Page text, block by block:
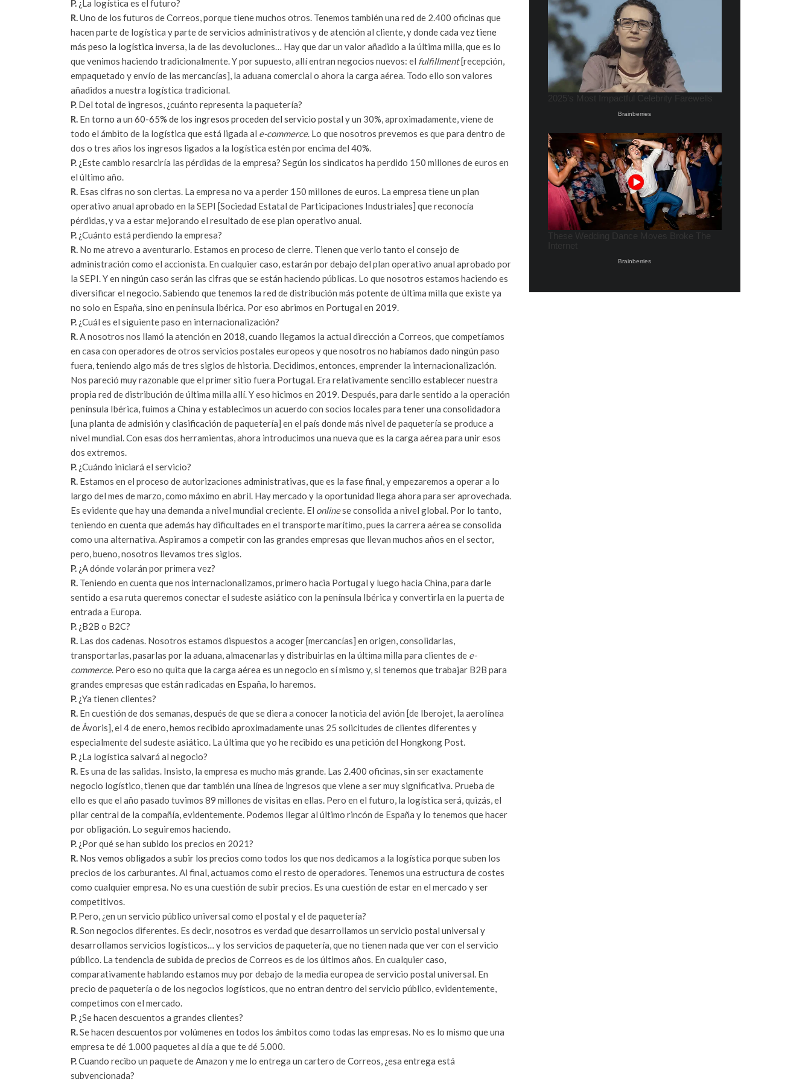
P. ¿La logística es el futuro?
R.Uno de los futuros de Correos, porque tiene muchos otros. Tenemos también una red de 2.400 oficinas que
hacen parte de logística y parte de servicios administrativos y de atención al cliente, y dondecada vez tiene
más peso la logística inversa, la de las devoluciones… Hay que dar un valor añadido a la última milla, que es lo
que venimos haciendo tradicionalmente. Y por supuesto, allí entran negocios nuevos: el fulfillment[recepción,
empaquetado y envío de las mercancías], la aduana comercial o ahora la carga aérea. Todo ello son valores
añadidos a nuestra logística tradicional.
P. Del total de ingresos, ¿cuánto representa la paquetería?
R. En torno a un 60-65% de los ingresos proceden del servicio postal y un 30%, aproximadamente, viene de
todo el ámbito de la logística que está ligada al e-commerce. Lo que nosotros prevemos es que para dentro de
dos o tres años los ingresos ligados a la logística estén por encima del 40%.
P. ¿Este cambio resarciría las pérdidas de la empresa? Según los sindicatos ha perdido 150 millones de euros en
el último año.
R. Esas cifras no son ciertas. La empresa no va a perder 150 millones de euros. La empresa tiene un plan
operativo anual aprobado en la SEPI [Sociedad Estatal de Participaciones Industriales] que reconocía
pérdidas, y va a estar mejorando el resultado de ese plan operativo anual.
P. ¿Cuánto está perdiendo la empresa?
R. No me atrevo a aventurarlo. Estamos en proceso de cierre. Tienen que verlo tanto el consejo de
administración como el accionista. En cualquier caso, estarán por debajo del plan operativo anual aprobado por
la SEPI. Y en ningún caso serán las cifras que se están haciendo públicas. Lo que nosotros estamos haciendo es
diversificar el negocio. Sabiendo que tenemos la red de distribución más potente de última milla que existe ya
no solo en España, sino en península Ibérica. Por eso abrimos en Portugal en 2019.
P. ¿Cuál es el siguiente paso en internacionalización?
R.A nosotros nos llamó la atención en 2018, cuando llegamos la actual dirección a Correos, que competíamos
en casa con operadores de otros servicios postales europeos y que nosotros no habíamos dado ningún paso
fuera, teniendo algo más de tres siglos de historia. Decidimos, entonces, emprender la internacionalización.
Nos pareció muy razonable que el primer sitio fuera Portugal. Era relativamente sencillo establecer nuestra
propia red de distribución de última milla allí. Y eso hicimos en 2019. Después, para darle sentido a la operación
península Ibérica, fuimos a China y establecimos un acuerdo con socios locales para tener una consolidadora
[una planta de admisión y clasificación de paquetería] en el país donde más nivel de paquetería se produce a
nivel mundial. Con esas dos herramientas, ahora introducimos una nueva que es la carga aérea para unir esos
dos extremos.
P. ¿Cuándo iniciará el servicio?
R. Estamos en el proceso de autorizaciones administrativas, que es la fase final, y empezaremos a operar a lo
largo del mes de marzo, como máximo en abril. Hay mercado y la oportunidad llega ahora para ser aprovechada.
Es evidente que hay una demanda a nivel mundial creciente. El onlinese consolida a nivel global. Por lo tanto,
teniendo en cuenta que además hay dificultades en el transporte marítimo, pues la carrera aérea se consolida
como una alternativa. Aspiramos a competir con las grandes empresas que llevan muchos años en el sector,
pero, bueno, nosotros llevamos tres siglos.
P. ¿A dónde volarán por primera vez?
R. Teniendo en cuenta que nos internacionalizamos, primero hacia Portugal y luego hacia China, para darle
sentido a esa ruta queremos conectar el sudeste asiático con la península Ibérica y convertirla en la puerta de
entrada a Europa.
P. ¿B2B o B2C?
R. Las dos cadenas. Nosotros estamos dispuestos a acoger [mercancías] en origen, consolidarlas,
transportarlas, pasarlas por la aduana, almacenarlas y distribuirlas en la última milla para clientes de e-
commerce. Pero eso no quita que la carga aérea es un negocio en sí mismo y, si tenemos que trabajar B2B para
grandes empresas que están radicadas en España, lo haremos.
P. ¿Ya tienen clientes?
R. En cuestión de dos semanas, después de que se diera a conocer la noticia del avión [de Iberojet, la aerolínea
de Ávoris], el 4 de enero, hemos recibido aproximadamente unas 25 solicitudes de clientes diferentes y
especialmente del sudeste asiático. La última que yo he recibido es una petición del Hongkong Post.
P. ¿La logística salvará al negocio?
R. Es una de las salidas. Insisto, la empresa es mucho más grande. Las 2.400 oficinas, sin ser exactamente
negocio logístico, tienen que dar también una línea de ingresos que viene a ser muy significativa. Prueba de
ello es que el año pasado tuvimos 89 millones de visitas en ellas. Pero en el futuro, la logística será, quizás, el
pilar central de la compañía, evidentemente. Podemos llegar al último rincón de España y lo tenemos que hacer
por obligación. Lo seguiremos haciendo.
P. ¿Por qué se han subido los precios en 2021?
R. Nos vemos obligados a subir los precios como todos los que nos dedicamos a la logística porque suben los
precios de los carburantes. Al final, actuamos como el resto de operadores. Tenemos una estructura de costes
como cualquier empresa. No es una cuestión de subir precios. Es una cuestión de estar en el mercado y ser
competitivos.
P. Pero, ¿en un servicio público universal como el postal y el de paquetería?
R.Son negocios diferentes. Es decir, nosotros es verdad que desarrollamos un servicio postal universal y
desarrollamos servicios logísticos… y los servicios de paquetería, que no tienen nada que ver con el servicio
público. La tendencia de subida de precios de Correos es de los últimos años. En cualquier caso,
comparativamente hablando estamos muy por debajo de la media europea de servicio postal universal. En
precio de paquetería o de los negocios logísticos, que no entran dentro del servicio público, evidentemente,
competimos con el mercado.
P. ¿Se hacen descuentos a grandes clientes?
R.Se hacen descuentos por volúmenes en todos los ámbitos como todas las empresas. No es lo mismo que una
empresa te dé 1.000 paquetes al día a que te dé 5.000.
P.Cuando recibo un paquete de Amazon y me lo entrega un cartero de Correos, ¿esa entrega está
subvencionada?